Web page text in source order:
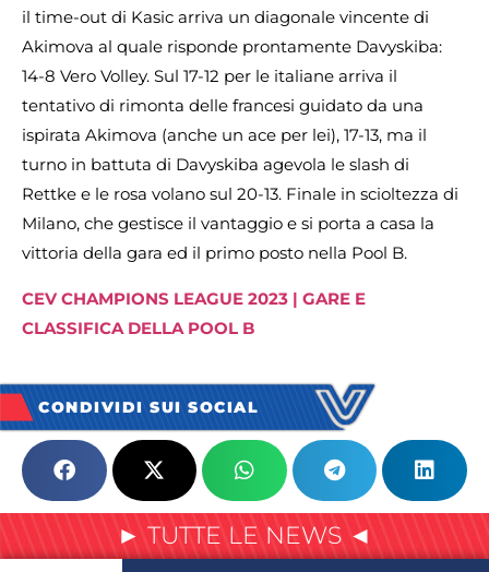
il time-out di Kasic arriva un diagonale vincente di
Akimova al quale risponde prontamente Davyskiba:
14-8 Vero Volley. Sul 17-12 per le italiane arriva il
tentativo di rimonta delle francesi guidato da una
ispirata Akimova (anche un ace per lei), 17-13, ma il
turno in battuta di Davyskiba agevola le slash di
Rettke e le rosa volano sul 20-13. Finale in scioltezza di
Milano, che gestisce il vantaggio e si porta a casa la
vittoria della gara ed il primo posto nella Pool B.
CEV CHAMPIONS LEAGUE 2023 | GARE E
CLASSIFICA DELLA POOL B
CONDIVIDI SUI SOCIAL
► TUTTE LE NEWS ◄